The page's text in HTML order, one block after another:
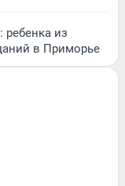
ребенка из
в Приморье